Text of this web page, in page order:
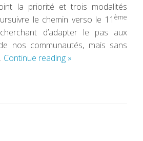
la priorité et trois modalités
le chemin verso le 11 ème
d’adapter le pas aux
nos communautés, mais sans
Continue reading »